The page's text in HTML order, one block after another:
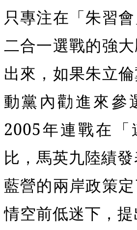
只專注在「朱習
二合一選戰的強
出來，如果朱立
動黨內勸進來參
2005年連戰在
比，馬英九陸績
藍營的兩岸政策
情空前低迷下，